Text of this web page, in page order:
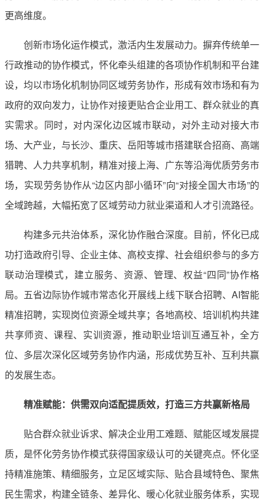
更高维度。
创新市场化运作模式，激活内生发展动力。摒弃传统单一
行政推动的协作模式，怀化牵头组建的各项协作机制和平台建
设，均以市场化机制协同区域劳务协作，形成有效市场和有为
政府的双向发力，让协作对接更贴合企业用工、群众就业的真
实需求。同时，对内深化边区城市联动，对外主动对接大市
场、大产业，与长沙、重庆、岳阳等城市搭建联合招商、高端
猎聘、人力共享机制，精准对接上海、广东等沿海优质劳务市
场，实现劳务协作从“边区内部小循环”向“对接全国大市场”的
全域跨越，大幅拓宽了区域劳动力就业渠道和人才引流路径。
构建多元共治体系，深化协作融合深度。目前，怀化已成
功打造政府引导、企业主体、高校支撑、社会组织参与的多方
联动治理模式，建立服务、资源、管理、权益“四同”协作格
局。五省边际协作城市常态化开展线上线下联合招聘、AI智能
精准招聘，实现岗位资源全域共享；各地高校、培训机构共建
共享师资、课程、实训资源，推动职业培训互通互补，全方
位、多层次深化区域劳务协作内涵，形成优势互补、互利共赢
的发展生态。
精准赋能：供需双向适配提质效，打造三方共赢新格局
贴合群众就业诉求、解决企业用工难题、赋能区域发展提
质，是怀化劳务协作模式获得国家级认可的关键亮点。怀化坚
持精准施策、精细服务，立足区域实际、贴合县域特色、聚焦
民生需求，构建全链条、差异化、暖心化就业服务体系，实现